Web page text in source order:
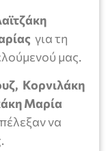
για τη
μας.
Κορνιλάκη
Μαρία
να